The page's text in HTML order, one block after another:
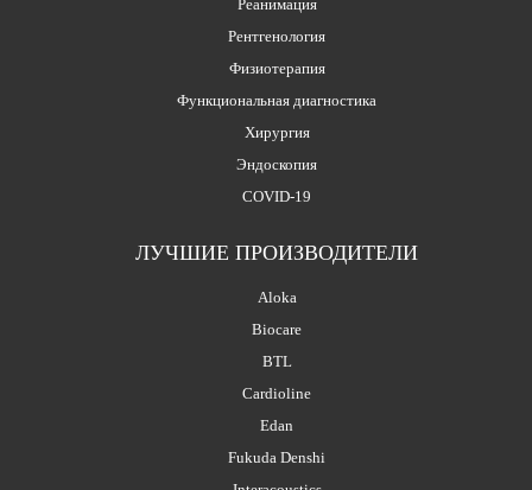
Реанимация
Рентгенология
Физиотерапия
Функциональная диагностика
Хирургия
Эндоскопия
COVID-19
ЛУЧШИЕ ПРОИЗВОДИТЕЛИ
Aloka
Biocare
BTL
Cardioline
Edan
Fukuda Denshi